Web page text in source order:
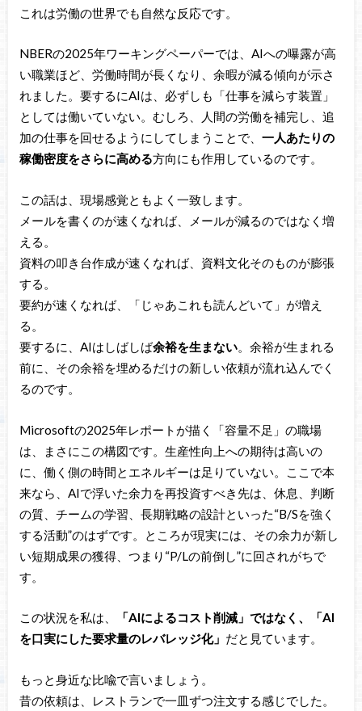
これは労働の世界でも自然な反応です。
NBERの2025年ワーキングペーパーでは、AIへの曝露が高
い職業ほど、労働時間が長くなり、余暇が減る傾向が示さ
れました。要するにAIは、必ずしも「仕事を減らす装置」
としては働いていない。むしろ、人間の労働を補完し、追
加の仕事を回せるようにしてしまうことで、 一人あたりの
稼働密度をさらに高める方向にも作用しているのです。
この話は、現場感覚ともよく一致します。
メールを書くのが速くなれば、メールが減るのではなく増
える。
資料の叩き台作成が速くなれば、資料文化そのものが膨張
する。
要約が速くなれば、「じゃあこれも読んどいて」が増え
る。
要するに、AIはしばしば余裕を生まない。余裕が生まれる
前に、その余裕を埋めるだけの新しい依頼が流れ込んでく
るのです。
Microsoftの2025年レポートが描く「容量不足」の職場
は、まさにこの構図です。生産性向上への期待は高いの
に、働く側の時間とエネルギーは足りていない。ここで本
来なら、AIで浮いた余力を再投資すべき先は、休息、判断
の質、チームの学習、長期戦略の設計といった“B/Sを強く
する活動”のはずです。ところが現実には、その余力が新し
い短期成果の獲得、つまり“P/Lの前倒し”に回されがちで
す。
この状況を私は、
「AIによるコスト削減」ではなく、「AI
を口実にした要求量のレバレッジ化」 だと見ています。
もっと身近な比喩で言いましょう。
昔の依頼は、レストランで一皿ずつ注文する感じでした。